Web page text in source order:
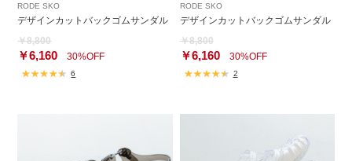
RODE SKO
デザインカットバックゴムサンダル
￥8,800
￥6,160 30%OFF
6
RODE SKO
デザインカットバックゴムサンダル
￥8,800
￥6,16030%OFF
2